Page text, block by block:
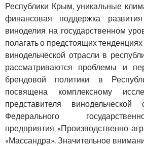
Республики Крым, уникальные
финансовая поддержка
виноделия на государственном
полагать о предстоящих
винодельческой отрасли в
рассматриваются проблемы и
брендовой политики в
посвящена комплексному
представителя
Федерального
предприятия «Производственно-
«Массандра». Значительное